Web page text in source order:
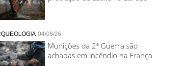
04/08/26
Munições da 2ª Guerra são
achadas em incêndio na França